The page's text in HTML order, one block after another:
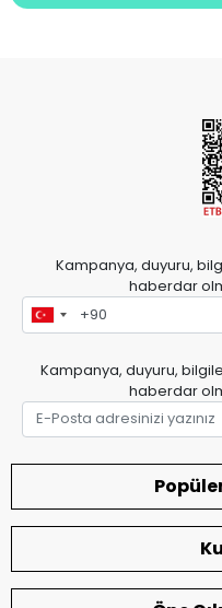
Kampanya, duyuru,
haberdar
Kampanya, duyuru,
haberdar